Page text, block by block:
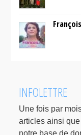
INFOLETTRE
Une fois par
articles ainsi
notre base de